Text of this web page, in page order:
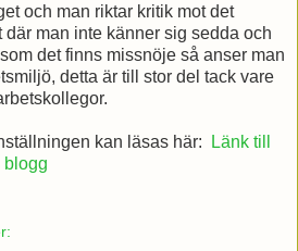
och man riktar kritik mot det
man inte känner sig sedda och
det finns missnöje så anser man
detta är till stor del tack vare
kan läsas här:
Länk till
blogg